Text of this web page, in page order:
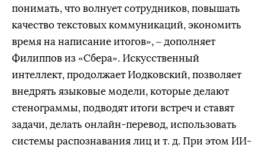
понимать, что волнует сотрудников, повышать
качество текстовых коммуникаций, экономить
время на написание итогов», – дополняет
Филиппов из «Сбера». Искусственный
интеллект, продолжает Иодковский, позволяет
внедрять языковые модели, которые делают
стенограммы, подводят итоги встреч и ставят
задачи, делать онлайн-перевод, использовать
системы распознавания лиц и т. д. При этом ИИ-